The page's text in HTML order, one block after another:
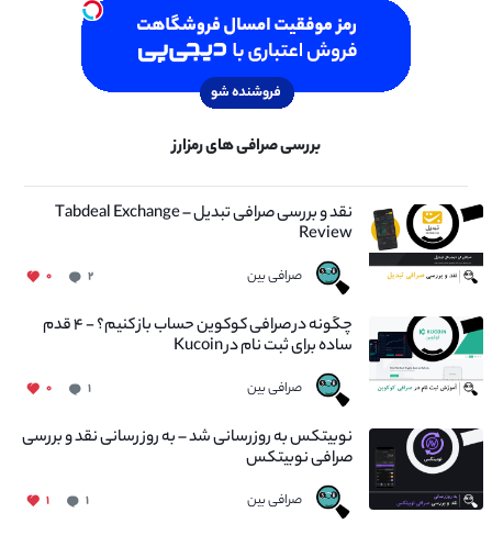
بررسی صرافی های رمزارز
نقد و بررسی صرافی تبدیل – Tabdeal Exchange
Review
صرافی بین ۲ ۰
چگونه در صرافی کوکوین حساب باز کنیم؟ - ۴ قدم
ساده برای ثبت نام در Kucoin
صرافی بین ۱ ۰
نوبیتکس به روزرسانی شد – به روز رسانی نقد و بررسی
صرافی نوبیتکس
صرافی بین ۱ ۱